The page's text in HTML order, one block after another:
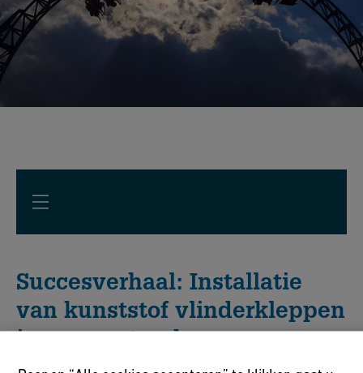
Succesverhaal: Installatie
van kunststof vlinderkleppen
in een pretpark